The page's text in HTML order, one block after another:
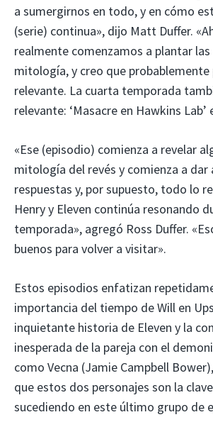
a sumergirnos en todo, y en cómo
(serie) continua», dijo Matt Duffer.
realmente comenzamos a plantar
mitología, y creo que probablemente
relevante. La cuarta temporada
relevante: ‘Masacre en Hawkins Lab’
«Ese (episodio) comienza a revelar
mitología del revés y comienza a dar
respuestas y, por supuesto, todo lo
Henry y Eleven continúa resonando
temporada», agregó Ross Duffer.
buenos para volver a visitar».
Estos episodios enfatizan
importancia del tiempo de Will en
inquietante historia de Eleven y la
inesperada de la pareja con el
como Vecna ​​(Jamie Campbell
que estos dos personajes son la
sucediendo en este último grupo de